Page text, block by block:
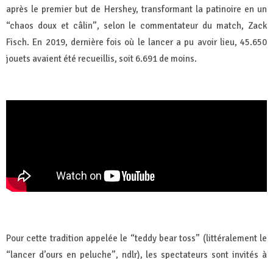
après le premier but de Hershey, transformant la patinoire en un
“chaos doux et câlin”, selon le commentateur du match, Zack
Fisch. En 2019, dernière fois où le lancer a pu avoir lieu, 45.650
jouets avaient été recueillis, soit 6.691 de moins.
Pour cette tradition appelée le “teddy bear toss” (littéralement le
“lancer d’ours en peluche”, ndlr), les spectateurs sont invités à